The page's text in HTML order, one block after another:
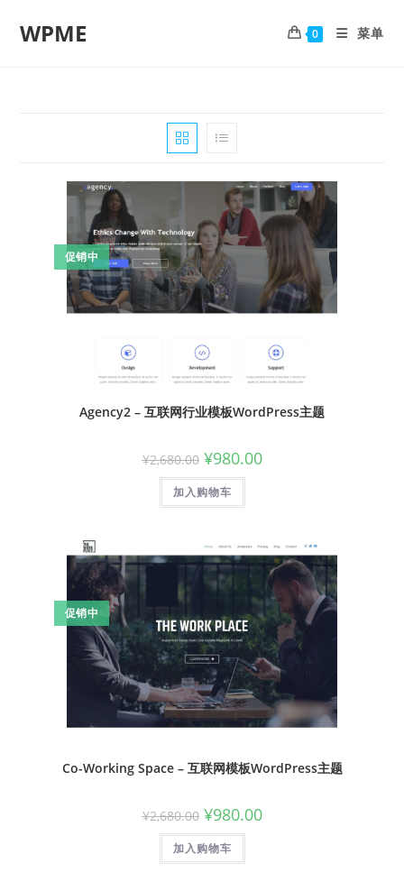
WPME 0 菜单
促销中
Agency2 – 互联网行业模板WordPress主题
¥2,680.00 ¥980.00
加入购物车
促销中
Co-Working Space – 互联网模板WordPress主题
¥2,680.00 ¥980.00
加入购物车